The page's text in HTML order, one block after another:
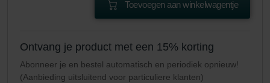
Toevoegen aan winkelwagentje
Ontvang je product met een 15% korting
Abonneer je en bestel automatisch en periodiek opnieuw!
(Aanbieding uitsluitend voor particuliere klanten)